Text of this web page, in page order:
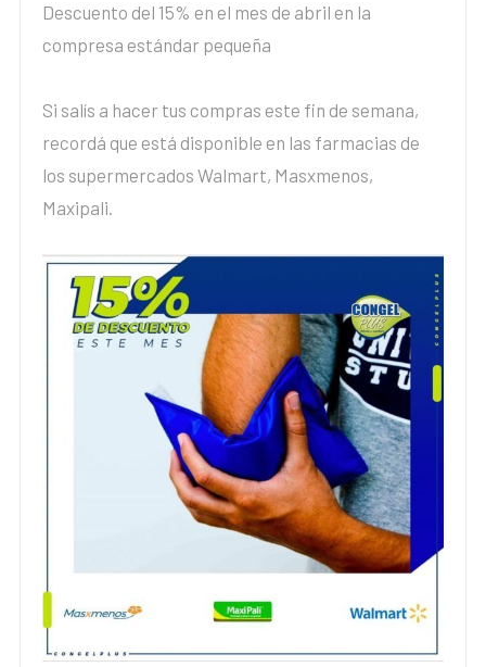
Descuento del 15% en el mes de abril en la
compresa estándar pequeña
Si salís a hacer tus compras este fin de semana,
recordá que está disponible en las farmacias de
los supermercados Walmart, Masxmenos,
Maxipali.